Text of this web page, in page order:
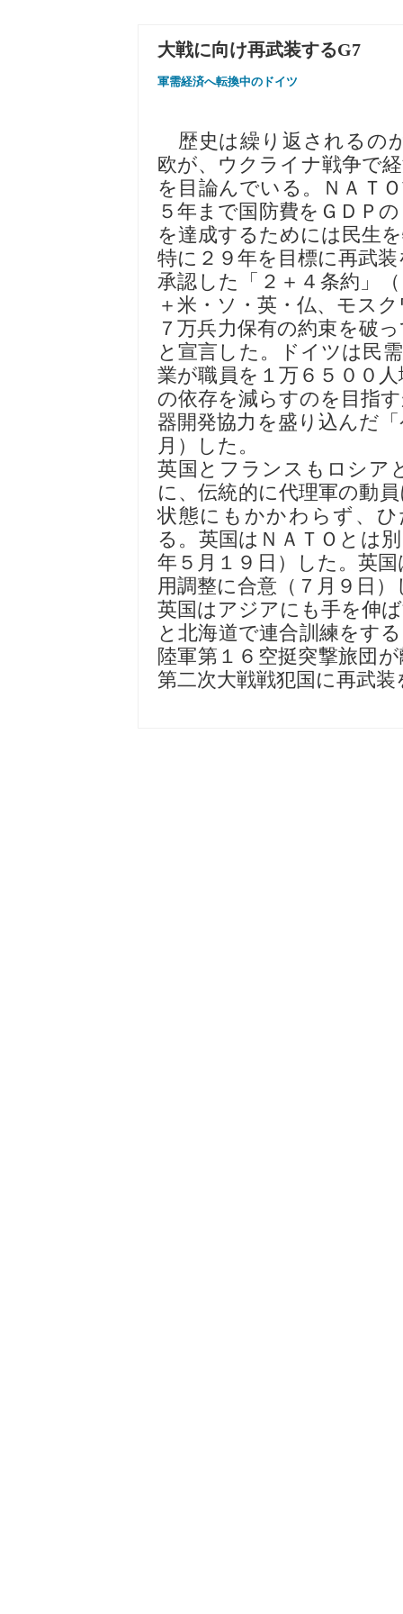
大戦に向け再武装するG7
軍需経済へ転換中のドイツ
歴史は繰り返されるの
欧が、ウクライナ戦争で
を目論んでいる。ＮＡＴ
５年まで国防費をＧＤＰ
を達成するためには民生
特に２９年を目標に再武
承認した「２＋４条約」
＋米・ソ・英・仏、モス
７万兵力保有の約束を破
と宣言した。ドイツは民
業が職員を１万６５００
の依存を減らすのを目指
器開発協力を盛り込んだ
月）した。
英国とフランスもロシア
に、伝統的に代理軍の動
状態にもかかわらず、
る。英国はＮＡＴＯとは
年５月１９日）した。英
用調整に合意（７月９日）
英国はアジアにも手を伸
と北海道で連合訓練をす
陸軍第１６空挺突撃旅団
第二次大戦戦犯国に再武